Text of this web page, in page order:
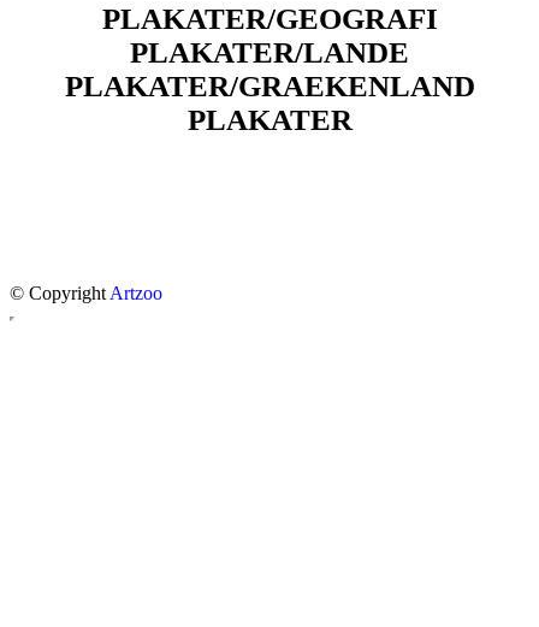
PLAKATER/GEOGRAFI
PLAKATER/LANDE
PLAKATER/GRAEKENLAND
PLAKATER
© Copyright Artzoo